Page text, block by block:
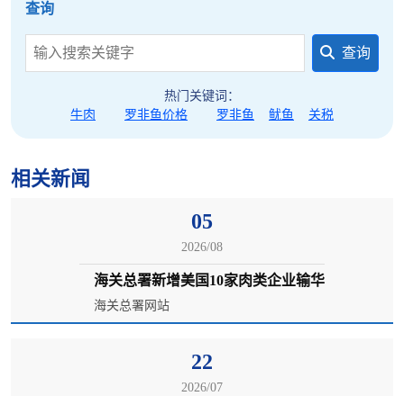
查询
查询
热门关键词：
牛肉
罗非鱼价格 罗非鱼 鱿鱼 关税
相关新闻
05
2026/08
海关总署新增美国10家肉类企业输华
海关总署网站
22
2026/07